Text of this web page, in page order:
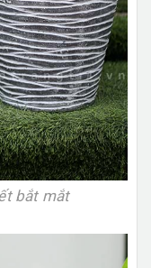
bắt mắt